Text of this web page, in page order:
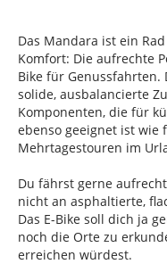
Das Mandara ist ein
Komfort: Die aufrechte
Bike für
solide, ausbalancierte
Komponenten, die für
ebenso geeignet ist wie
Mehrtagestouren im
Du fährst gerne
nicht an asphaltierte,
Das E-Bike soll dich ja
noch die Orte zu
erreichen würdest.